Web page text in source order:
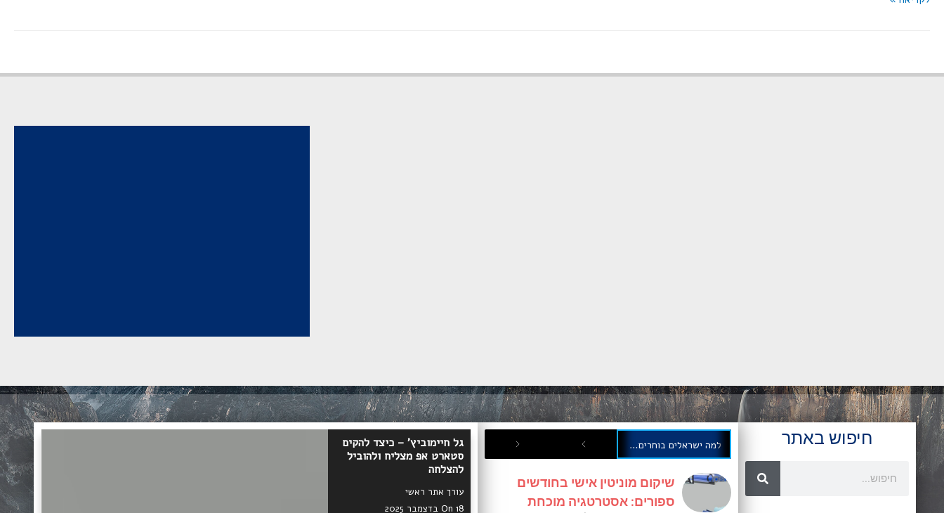
חיפוש באתר למה ישראלים בוחרים לבצע השתלות שיניים בגיאורגיה?
שיקום מוניטין אישי בחודשים
ספורים: אסטרטגיה מוכחת
גל חיימוביץ' – כיצד להקים
סטארט אפ מצליח ולהוביל
להצלחה
On 18 בדצמבר 2025
ממיזם קטן לסיפור הצלחה:
הדרך של בשארה וסאם להפוך
עסקים לרווחיים
בשארה וסאם
On 14 בדצמבר 2025